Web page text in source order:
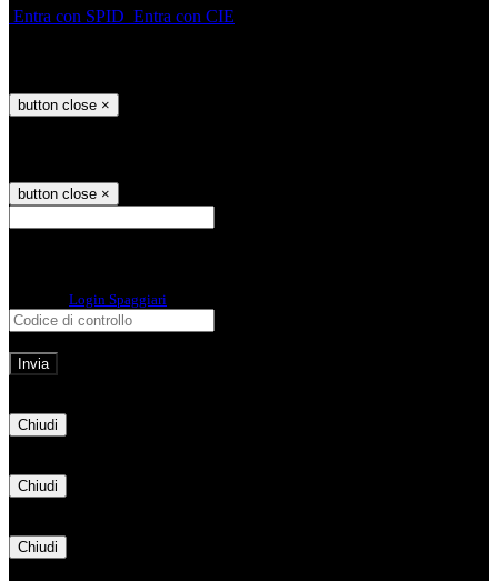
Entra con SPID Entra con CIE
button close ×
button close ×
Login Spaggiari
Chiudi
Chiudi
Chiudi